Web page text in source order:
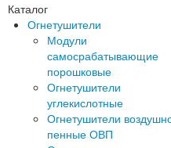
Каталог
Огнетушители
Модули
самосрабатывающие
порошковые
Огнетушители
углекислотные
Огнетушители
пенные ОВП